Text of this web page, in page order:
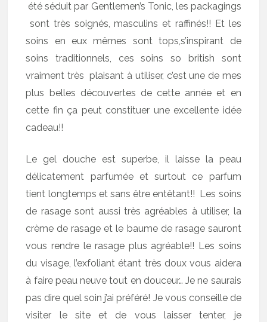
été séduit par Gentlemen’s Tonic, les packagings
sont très soignés, masculins et raffinés!! Et les
soins en eux mêmes sont tops,s’inspirant de
soins traditionnels, ces soins so british sont
vraiment très plaisant à utiliser, c’est une de mes
plus belles découvertes de cette année et en
cette fin ça peut constituer une excellente idée
cadeau!!
Le gel douche est superbe, il laisse la peau
délicatement parfumée et surtout ce parfum
tient longtemps et sans être entêtant!! Les soins
de rasage sont aussi très agréables à utiliser, la
crème de rasage et le baume de rasage sauront
vous rendre le rasage plus agréable!! Les soins
du visage, l’exfoliant étant très doux vous aidera
à faire peau neuve tout en douceur… Je ne saurais
pas dire quel soin j’ai préféré! Je vous conseille de
visiter le site et de vous laisser tenter, je